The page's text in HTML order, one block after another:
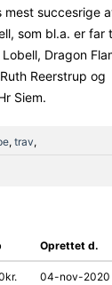
mest succesrige
som bl.a. er far
Dragon
Reerstrup og
Siem.
, trav,
Oprettet d.
04-nov-2020